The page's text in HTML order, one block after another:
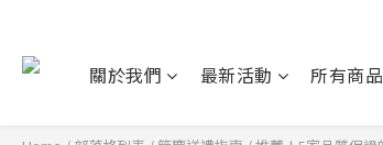
關於我們 最新活動 所有商品